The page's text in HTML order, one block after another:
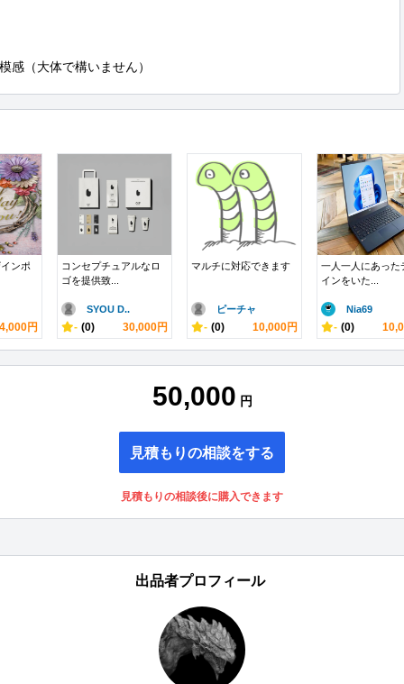
感（大体で構いません）
ンポ
4,000円
コンセプチュアルなロ
ゴを提供致...
SYOU D..
- (0) 30,000円
マルチに対応できます
ピーチャ
- (0) 10,000円
一人一人にあった
インをいた...
Nia69
- (0)
50,000 円
見積もりの相談をする
見積もりの相談後に購入できます
出品者プロフィール